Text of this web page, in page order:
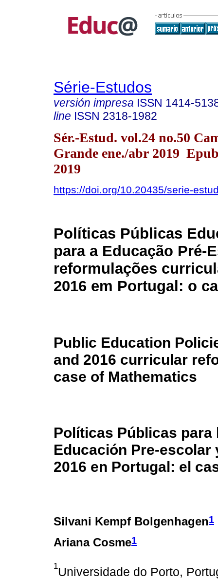
Série-Estudos
versión impresa ISSN 1414-
line ISSN 2318-1982
Sér.-Estud. vol.24 no.50
Grande ene./abr 2019
2019
https://doi.org/10.20435/serie-
Políticas Públicas
para a Educação Pré-
reformulações
2016 em Portugal: o
Public Education
and 2016 curricular
case of Mathematics
Políticas Públicas para
Educación Pre-
2016 en Portugal: el
Silvani Kempf Bolgenhagen1
Ariana Cosme1
1Universidade do Porto,